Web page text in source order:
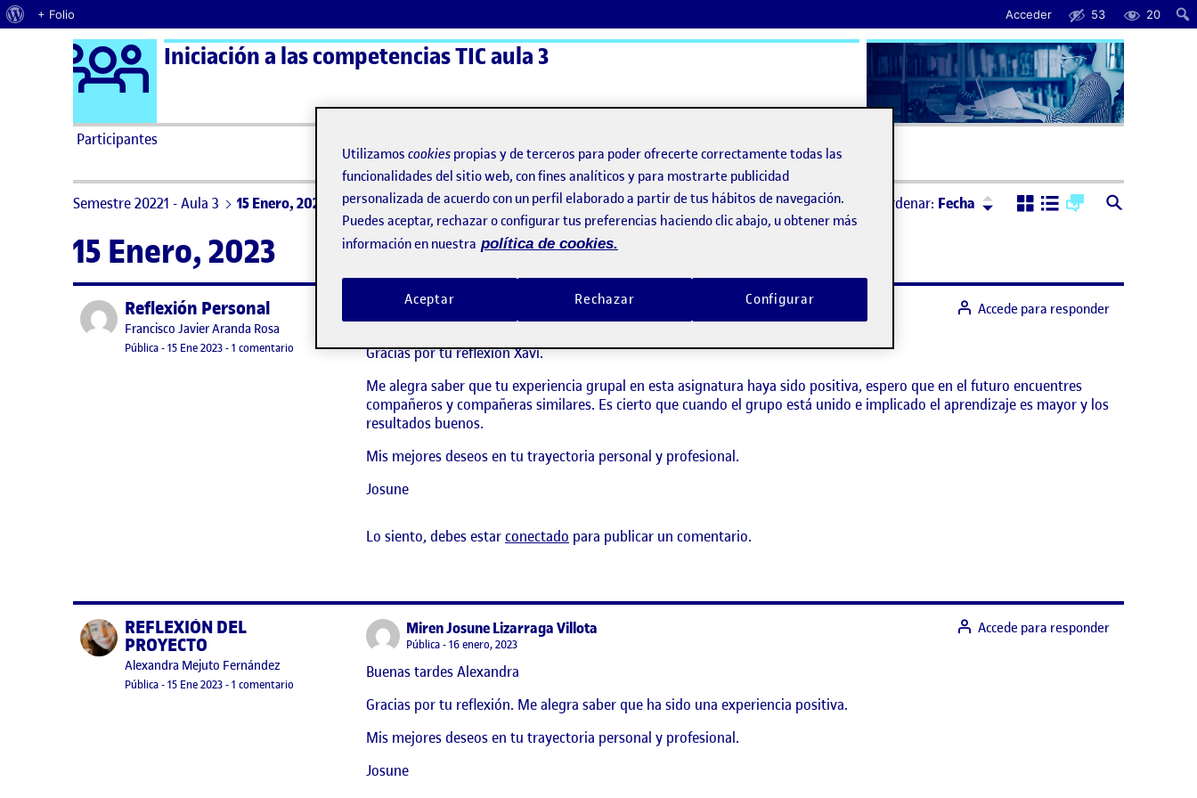
Acerca de WordPress
+ Folio Acceder 53 20
Saltar al contenido Logo Ágora
Iniciación a las competencias TIC aula 3
Participantes
Semestre 20221 - Aula 3 15 Enero, 2023 Ordenar: Fecha Ordenar:Descendente
15 Enero, 2023
Publicado porReflexión Personal
Publicado por
Francisco Javier Aranda Rosa
Visibilidad:
Pública-Fecha de publicación
15 Ene 2023-1 comentario en Reflexión Personal
Miren Josune Lizarraga Villotasays:
Visibilidad:
Pública 16 enero, 2023
Gracias por tu reflexión Xavi.
Me alegra saber que tu experiencia grupal en esta asignatura haya sido positiva, espero que en el futuro encuentres
compañeros y compañeras similares. Es cierto que cuando el grupo está unido e implicado el aprendizaje es mayor y los
resultados buenos.
Mis mejores deseos en tu trayectoria personal y profesional.
Josune
Accede para responder
Lo siento, debes estarconectado para publicar un comentario.
Publicado porREFLEXIÓN DEL
PROYECTO
Publicado por
Alexandra Mejuto Fernández
Visibilidad:
Pública-Fecha de publicación
15 Ene 2023-1 comentario
Miren Josune Lizarraga Villota
Visibilidad:
Pública 16 enero, 2023
Buenas tardes Alexandra
Gracias por tu reflexión. Me alegra saber que ha sido una experiencia positiva.
Mis mejores deseos en tu trayectoria personal y profesional.
Josune
Accede para responder
Utilizamos cookies propias y de terceros para poder ofrecerte correctamente todas las
funcionalidades del sitio web, con fines analíticos y para mostrarte publicidad
personalizada de acuerdo con un perfil elaborado a partir de tus hábitos de navegación.
Puedes aceptar, rechazar o configurar tus preferencias haciendo clic abajo, u obtener más
información en nuestra política de cookies.
Rechazar
Aceptar Configurar